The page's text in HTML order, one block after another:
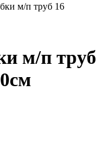
м/п труб 16
м/п труб